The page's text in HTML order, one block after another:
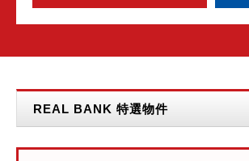
REAL BANK 特選物件